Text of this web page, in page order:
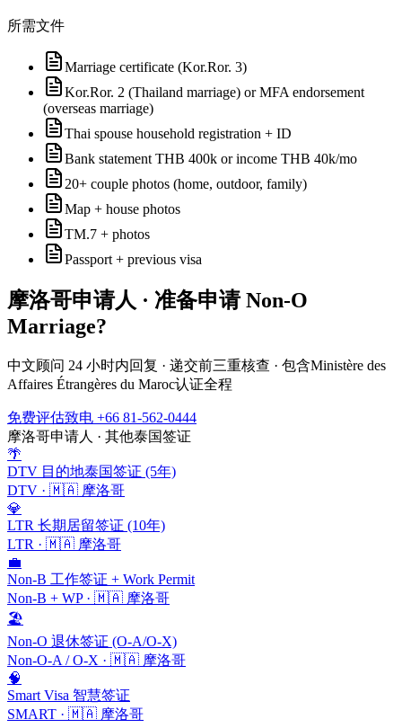
所需文件
Marriage certificate (Kor.Ror. 3)
Kor.Ror. 2 (Thailand marriage) or MFA endorsement
(overseas marriage)
Thai spouse household registration + ID
Bank statement THB 400k or income THB 40k/mo
20+ couple photos (home, outdoor, family)
Map + house photos
TM.7 + photos
Passport + previous visa
摩洛哥申请人 · 准备申请Non-O
Marriage?
中文顾问 24 小时内回复 · 递交前三重核查 · 包含Ministère des
Affaires Étrangères du Maroc认证全程
免费评估致电 +66 81-562-0444
摩洛哥申请人 · 其他泰国签证
🌴
DTV 目的地泰国签证 (5年)
DTV · 🇲🇦 摩洛哥
💎
LTR 长期居留签证 (10年)
LTR · 🇲🇦 摩洛哥
💼
Non-B 工作签证 + Work Permit
Non-B + WP· 🇲🇦 摩洛哥
🏖️
Non-O 退休签证 (O-A/O-X)
Non-O-A / O-X · 🇲🇦 摩洛哥
🧠
Smart Visa 智慧签证
SMART · 🇲🇦 摩洛哥